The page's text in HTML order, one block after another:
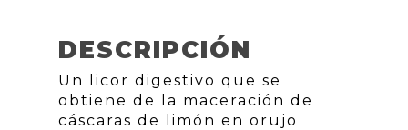
DESCRIPCIÓN
Un licor digestivo que se
obtiene de la maceración de
cáscaras de limón en orujo